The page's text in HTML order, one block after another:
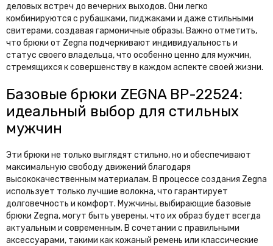
деловых встреч до вечерних выходов. Они легко
комбинируются с рубашками, пиджаками и даже стильными
свитерами, создавая гармоничные образы. Важно отметить,
что брюки от Zegna подчеркивают индивидуальность и
статус своего владельца, что особенно ценно для мужчин,
стремящихся к совершенству в каждом аспекте своей жизни.
Базовые брюки ZEGNA BP-22524:
идеальный выбор для стильных
мужчин
Эти брюки не только выглядят стильно, но и обеспечивают
максимальную свободу движений благодаря
высококачественным материалам. В процессе создания Zegna
использует только лучшие волокна, что гарантирует
долговечность и комфорт. Мужчины, выбирающие базовые
брюки Zegna, могут быть уверены, что их образ будет всегда
актуальным и современным. В сочетании с правильными
аксессуарами, такими как кожаный ремень или классические